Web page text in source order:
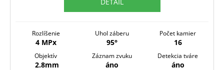
Rozlíšenie
4 MPx
Uhol záberu
95°
Počet kamier
16
Objektív
2.8mm
Záznam zvuku
áno
Detekcia tváre
áno